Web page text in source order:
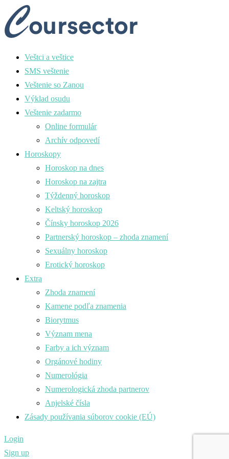
Veštci a veštice
SMS veštenie
Veštenie so Zanou
Výklad osudu
Veštenie zadarmo
Online formulár
Archív odpovedí
Horoskopy
Horoskop na dnes
Horoskop na zajtra
Týždenný horoskop
Keltský horoskop
Čínsky horoskop 2026
Partnerský horoskop – zhoda znamení
Sexuálny horoskop
Erotický horoskop
Extra
Zhoda znamení
Kamene podľa znamenia
Biorytmus
Význam mena
Farby a ich význam
Orgánové hodiny
Numerológia
Numerologická zhoda partnerov
Anjelské čísla
Zásady používania súborov cookie (EÚ)
Login
Sign up